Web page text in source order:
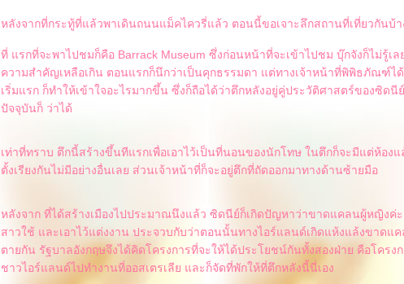
หลังจากที่กระทู้ที่แล้วพาเดินถนนแม็คไควรี่แล้ว ตอนนี้ขอเจาะลึกสถานที่เที่ยวกันบ้า
ที่ แรกที่จะพาไปชมก็คือ Barrack Museum ซึ่งก่อนหน้าที่จะเข้าไปชม บุ๊กจังก็ไม่รู้เ
ความสำคัญเหลือเกิน ตอนแรกก็นึกว่าเป็นคุกธรรมดา แต่ทางเจ้าหน้าที่พิพิธภัณฑ์ได้
เริ่มแรก ก็ทำให้เข้าใจอะไรมากขึ้น ซึ่งก็ถือได้ว่าตึกหลังอยู่คู่ประวัติศาสตร์ของซิด
ปัจจุบันก็ ว่าได้
เท่าที่ทราบ ตึกนี้สร้างขึ้นทีแรกเพื่อเอาไว้เป็นที่นอนของนักโทษ ในตึกก็จะมีแต่ห้องแ
ตั้งเรียงกันไม่มีอย่างอื่นเลย ส่วนเจ้าหน้าที่ก็จะอยู่ตึกที่ถัดออกมาทางด้านซ้ายมือ
หลังจาก ที่ได้สร้างเมืองไปประมาณนึงแล้ว ซิดนีย์ก็เกิดปัญหาว่าขาดแคลนผู้หญิงค่ะ
สาวใช้ และเอาไว้แต่งงาน ประจวบกับว่าตอนนั้นทางไอร์แลนด์เกิดแห้งแล้งขาดแ
ตายกัน รัฐบาลอังกฤษจึงได้คิดโครงการที่จะให้ได้ประโยชน์กันทั้งสองฝ่าย คือโครง
ชาวไอร์แลนด์ไปทำงานที่ออสเตรเลีย และก็จัดที่พักให้ที่ตึกหลังนี้นี่เอง